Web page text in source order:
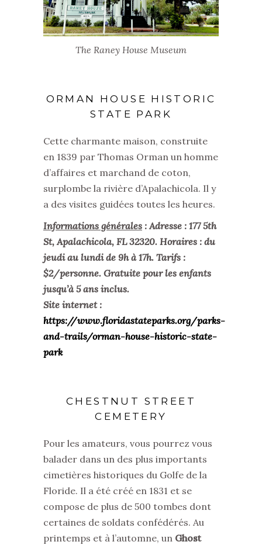
The Raney House Museum
ORMAN HOUSE HISTORIC
STATE PARK
Cette charmante maison, construite
en 1839 par Thomas Orman un homme
d’affaires et marchand de coton,
surplombe la rivière d’Apalachicola. Il y
a des visites guidées toutes les heures.
Informations générales : Adresse : 177 5th
St, Apalachicola, FL 32320. Horaires : du
jeudi au lundi de 9h à 17h. Tarifs :
$2/personne. Gratuite pour les enfants
jusqu’à 5 ans inclus.
Site internet :
https://www.floridastateparks.org/parks-
and-trails/orman-house-historic-state-
park
CHESTNUT STREET
CEMETERY
Pour les amateurs, vous pourrez vous
balader dans un des plus importants
cimetières historiques du Golfe de la
Floride. Il a été créé en 1831 et se
compose de plus de 500 tombes dont
certaines de soldats confédérés. Au
printemps et à l’automne, un Ghost